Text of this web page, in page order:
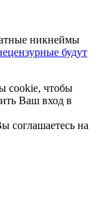
никнеймы
будут
cookie, чтобы
Ваш вход в
соглашаетесь на